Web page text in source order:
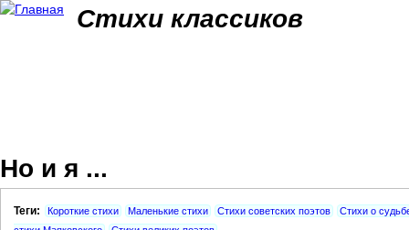
Стихи классиков
Но и я ...
Теги: Короткие стихи Маленькие стихи Стихи советских поэтов
Стихи о